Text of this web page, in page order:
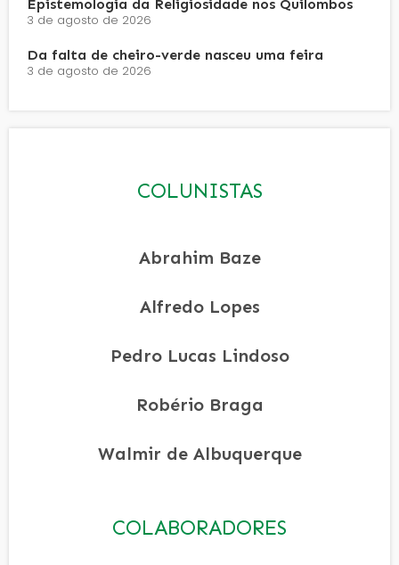
Epistemologia da Religiosidade nos Quilombos
3 de agosto de 2026
Da falta de cheiro-verde nasceu uma feira
3 de agosto de 2026
COLUNISTAS
Abrahim Baze
Alfredo Lopes
Pedro Lucas Lindoso
Robério Braga
Walmir de Albuquerque
COLABORADORES